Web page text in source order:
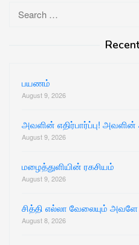
for:
பயணம்
August 9, 2026
அவளின் எதிர்பார்ப்பு!
August 9, 2026
மழைத்துளியின் ரகசியம்
August 9, 2026
சித்தி எல்லா வேலையும்
August 8, 2026